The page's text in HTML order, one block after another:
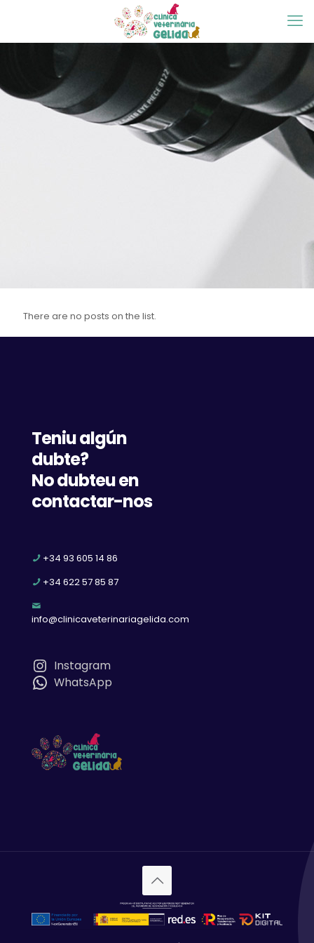
There are no posts on the list.
Teniu algún
dubte?
No dubteu en
contactar-nos
+34 93 605 14 86
+34 622 57 85 87
info@clinicaveterinariagelida.com
Instagram
WhatsApp